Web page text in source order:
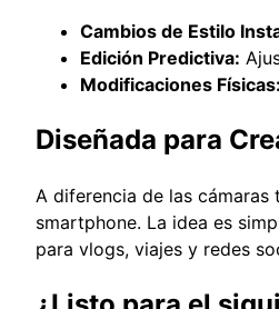
Cambios de Estilo
Edición Predictiva:
Modificaciones Físicas:
Diseñada para
A diferencia de las
smartphone. La idea es
para vlogs, viajes y redes